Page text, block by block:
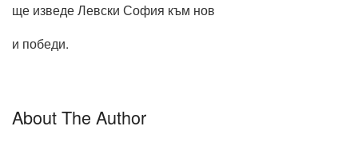
ще изведе Левски София към нов
и победи.
About The Author